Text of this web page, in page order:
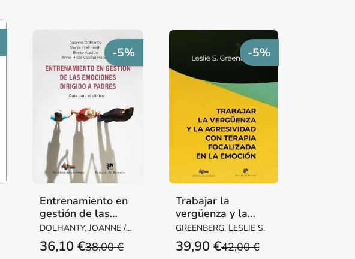
-5%
Entrenamiento en
gestión de las
emociones dirigido
a padres
DOLHANTY, JOANNE /
HJELMSETH, VANJA /
AUSTBO, BENTE /38,00 €
36,10 €
-5%
Trabajar la
vergüenza y la
agresividad con
terapia focalizada
en la emoción
GREENBERG, LESLIE S.
42,00 €
39,90 €